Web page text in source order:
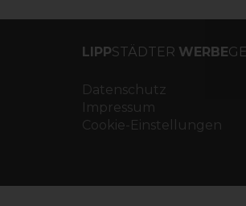
LIPPSTÄDTER WERBE
Datenschutz
Impressum
Cookie-Einstellungen